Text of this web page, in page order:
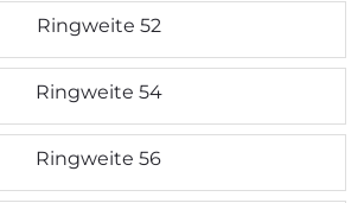
Ringweite 52
Ringweite 54
Ringweite 56